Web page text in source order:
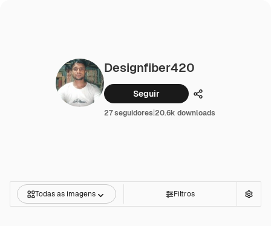
Designfiber420
Seguir Compartilhar
27 seguidores|20.6k downloads
Todas as imagens Filtros